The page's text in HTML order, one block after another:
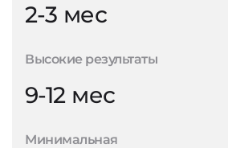
2-3 мес
Высокие результаты
9-12 мес
Минимальная